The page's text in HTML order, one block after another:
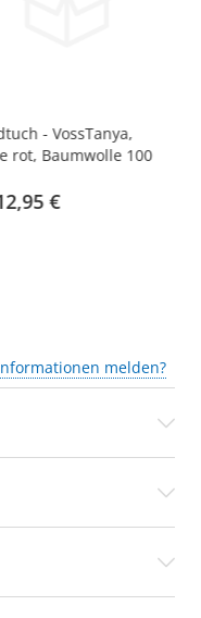
- VossTanya,
rot, Baumwolle 100
€
melden?